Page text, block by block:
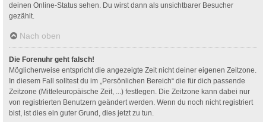
deinen Online-Status sehen. Du wirst dann als unsichtbarer Besucher
gezählt.
Nach oben
Die Forenuhr geht falsch!
Möglicherweise entspricht die angezeigte Zeit nicht deiner eigenen Zeitzone.
In diesem Fall solltest du im „Persönlichen Bereich“ die für dich passende
Zeitzone (Mitteleuropäische Zeit, ...) festlegen. Die Zeitzone kann dabei nur
von registrierten Benutzern geändert werden. Wenn du noch nicht registriert
bist, ist dies ein guter Grund, dies jetzt zu tun.